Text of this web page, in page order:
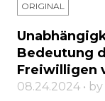
ORIGINAL
Bedeutung
Freiwilligen
08.24.2024 • by